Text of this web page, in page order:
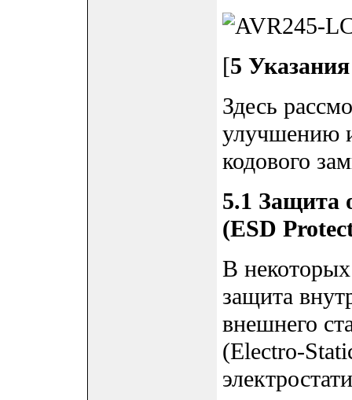
[5
Здесь
улучшению
кодового
5.1 Защита
(ESD
В
защита
внешнего
(Electro-